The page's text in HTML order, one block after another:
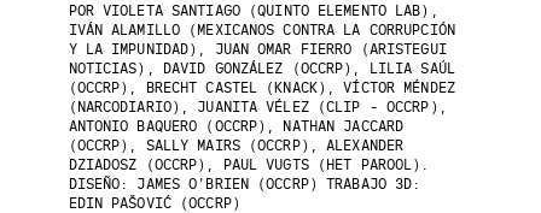
PORVIOLETA SANTIAGO (QUINTO ELEMENTO LAB),
IVÁN ALAMILLO (MEXICANOS CONTRA LA CORRUPCIÓN
Y LA IMPUNIDAD), JUAN OMAR FIERRO (ARISTEGUI
NOTICIAS), DAVID GONZÁLEZ (OCCRP), LILIA SAÚL
(OCCRP), BRECHT CASTEL (KNACK), VÍCTOR MÉNDEZ
(NARCODIARIO), JUANITA VÉLEZ (CLIP - OCCRP),
ANTONIO BAQUERO (OCCRP), NATHAN JACCARD
(OCCRP), SALLY MAIRS (OCCRP), ALEXANDER
DZIADOSZ (OCCRP), PAUL VUGTS (HET PAROOL).
DISEÑO: JAMES O'BRIEN (OCCRP) TRABAJO 3D:
EDIN PAŠOVIĆ (OCCRP)